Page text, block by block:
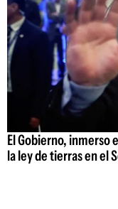
El Gobierno, inmerso
la ley de tierras en el